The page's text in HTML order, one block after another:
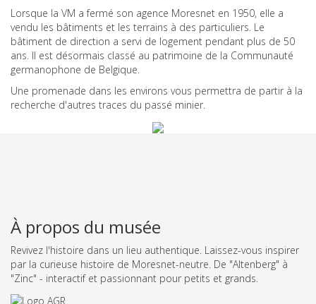
Lorsque la VM a fermé son agence Moresnet en 1950, elle a
vendu les bâtiments et les terrains à des particuliers. Le
bâtiment de direction a servi de logement pendant plus de 50
ans. Il est désormais classé au patrimoine de la Communauté
germanophone de Belgique.
Une promenade dans les environs vous permettra de partir à la
recherche d'autres traces du passé minier.
À propos du musée
Revivez l'histoire dans un lieu authentique. Laissez-vous inspirer
par la curieuse histoire de Moresnet-neutre. De "Altenberg" à
"Zinc" - interactif et passionnant pour petits et grands.